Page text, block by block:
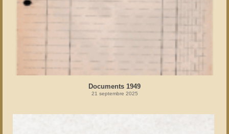
Documents 1949
21 septembre 2025